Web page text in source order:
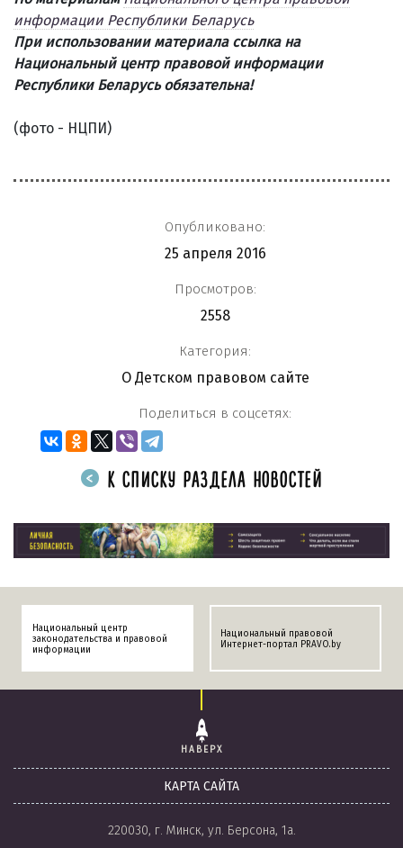
информации Республики Беларусь
При использовании материала ссылка на
Национальный центр правовой информации
Республики Беларусь обязательна!
(фото - НЦПИ)
Опубликовано:
25 апреля 2016
Просмотров:
2558
Категория:
О Детском правовом сайте
Поделиться в соцсетях:
К СПИСКУ РАЗДЕЛА НОВОСТЕЙ
Национальный центр
законодательства и правовой
информации
Национальный правовой
Интернет-портал PRAVO.by
НАВЕРХ
КАРТА САЙТА
220030, г. Минск, ул. Берсона, 1а.